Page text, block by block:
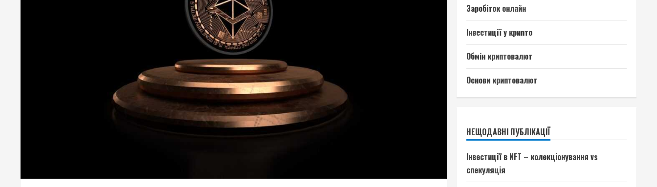
Заробіток онлайн
Інвестиції у крипто
Обмін криптовалют
Основи криптовалют
НЕЩОДАВНІ ПУБЛІКАЦІЇ
Інвестиції в NFT – колекціонування vs
спекуляція